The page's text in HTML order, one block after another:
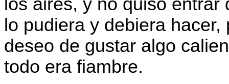
lo pudiera y debiera
deseo de gustar algo
todo era fiambre.